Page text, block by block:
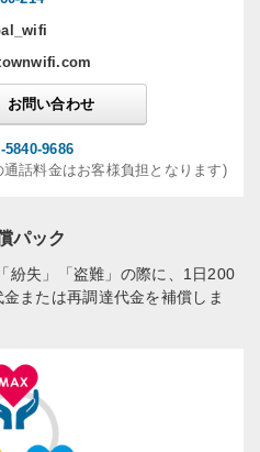
お問い合わせ
5840-9686
通話料金はお客様負担となります)
パック
紛失」「盗難」の際に、1日200
または再調達代金を補償しま